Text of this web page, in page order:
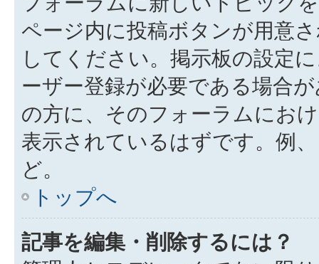
ページ内に投稿ボタンが用意
してください。掲示板の設定
ーザー登録が必要である場合
の方に、そのフォーラムにお
表示されているはずです。例
ど。
トップへ
記事を編集・削除するには？